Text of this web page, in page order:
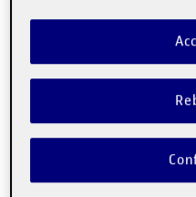
Inteligencia
Úrsula Bischofberger